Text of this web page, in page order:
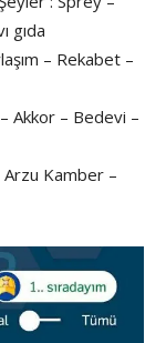
gıda
– Rekabet –
Akkor – Bedevi –
Arzu Kamber –